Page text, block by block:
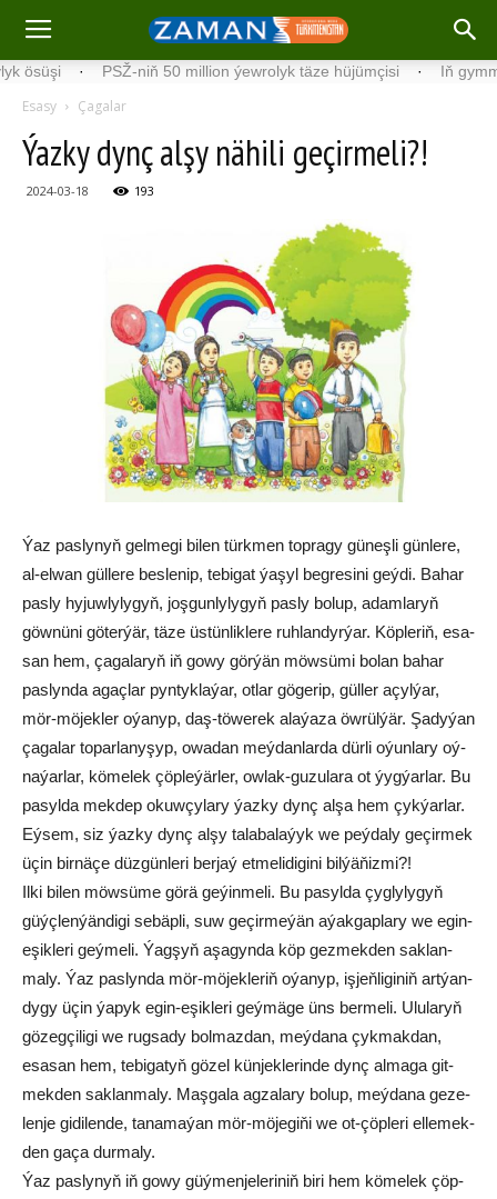
· PSŽ-niň 50 million ýewrolyk täze hüjümçisi · Iň gymmat
Esasy Çagalar
Ýazky dynç alşy nähili geçirmeli?!
2024-03-18 193
Ýaz pas­ly­nyň gel­me­gi bi­len türk­men top­ra­gy gü­neş­li gün­le­re,
al-el­wan gül­le­re bes­le­nip, te­bi­gat ýa­şyl beg­re­si­ni geý­di. Ba­har
pas­ly hy­juw­ly­ly­gyň, joş­gun­ly­ly­gyň pas­ly bo­lup, adam­la­ryň
göw­nü­ni gö­ter­ýär, tä­ze üs­tün­lik­le­re ruh­lan­dyr­ýar. Köp­le­riň, esa­
san hem, ça­ga­la­ryň iň go­wy gör­ýän möw­sü­mi bo­lan ba­har
pas­lyn­da agaç­lar pyn­tyk­la­ýar, ot­lar gö­ge­rip, gül­ler açyl­ýar,
mör-mö­jek­ler oýa­nyp, daş-tö­we­rek ala­ýa­za öw­rül­ýär. Şa­dy­ýan
ça­ga­lar to­par­la­ny­şyp, owa­dan meý­dan­lar­da dür­li oýun­la­ry oý­
na­­ýar­lar, kö­me­lek çöp­le­ýär­ler, ow­lak-gu­zu­la­ra ot ýyg­ýar­lar. Bu
pa­syl­da mek­dep okuw­çy­la­ry ýaz­ky dynç al­şa hem çyk­ýar­lar.
Eýsem, siz ýaz­ky dynç al­şy ta­la­ba­la­ýyk we peý­da­ly ge­çir­mek
üçin bir­nä­çe düz­gün­le­ri ber­jaý et­me­li­di­gi­ni bil­ýä­ňiz­mi?!
Il­ki bi­len möw­sü­me gö­rä ge­ýin­me­li. Bu pa­syl­da çyg­ly­ly­gyň
güýç­len­ýän­di­gi se­bäp­li, suw ge­çir­me­ýän aýak­gap­la­ry we egin-
eşik­le­ri geý­me­li. Ýag­şyň aşa­gyn­da köp gez­mek­den sak­lan­
ma­ly. Ýaz pas­lyn­da mör-mö­jek­le­riň oýa­nyp, iş­jeň­li­gi­niň art­ýan­
dy­gy üçin ýa­pyk egin-eşik­le­ri geý­mä­ge üns ber­me­li. Ulu­la­ryň
gö­zeg­çi­li­gi we rug­sa­dy bol­maz­dan, meý­da­na çyk­mak­dan,
esa­san hem, te­bi­ga­tyň gö­zel kün­jek­le­rin­de dynç al­ma­ga git­
mek­den sak­lan­ma­ly. Maş­ga­la ag­za­la­ry bo­lup, meý­da­na ge­ze­
len­je gi­di­len­de, ta­na­ma­ýan mör-mö­je­giňi we ot-çöp­le­ri el­le­mek­
den ga­ça dur­ma­ly.
Ýaz pas­ly­nyň iň go­wy güý­men­je­le­ri­niň bi­ri hem kö­me­lek çöp­